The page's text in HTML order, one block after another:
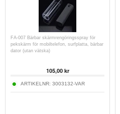
FA-007 Bärbar skärmrengöringsspray för
pekskärm för mobiltelefon, surfplatta, bärbar
dator (utan vätska)
105,00kr
ARTIKELNR: 3003132-VAR